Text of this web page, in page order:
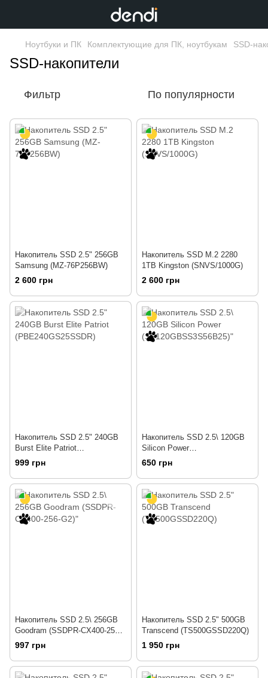
Ноутбуки и ПК Комплектующие для ПК, ноутбукам SSD-
SSD-накопители
Фильтр По популярности
Накопитель SSD 2.5" 256GB
Samsung (MZ-76P256BW)
2 600 грн
Накопитель SSD M.2 2280
1TB Kingston (SNVS/1000G)
2 600 грн
Накопитель SSD 2.5" 240GB
Burst Elite Patriot
(PBE240GS25SSDR)
999 грн
Накопитель SSD 2.5\ 120GB
Silicon Power
(SP120GBSS3S56B25)"
650 грн
Накопитель SSD 2.5\ 256GB
Goodram (SSDPR-CX400-256-
G2)"
997 грн
Накопитель SSD 2.5" 500GB
Transcend (TS500GSSD220Q)
1 950 грн